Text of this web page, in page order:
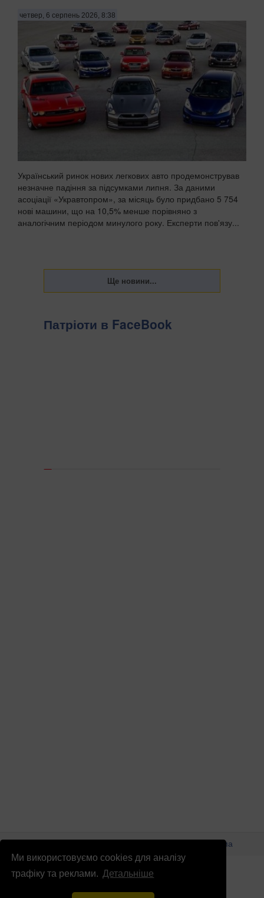
Ми використовуємо cookies для аналізу
трафіку та реклами. Детальніше
четвер, 6 серпень 2026, 8:38
Український ринок нових легкових авто продемонстрував
незначне падіння за підсумками липня. За даними
асоціації «Укравтопром», за місяць було придбано 5 754
нові машини, що на 10,5% менше порівняно з
аналогічним періодом минулого року. Експерти пов'язу...
Патріоти в FaceBook
© Патріоти України 2026 Правова інформація
Реклама
info@patrioty.org.ua